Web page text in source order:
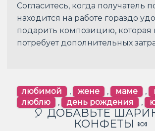
Согласитесь, когда получатель
находится на работе гораздо
подарить композицию, которая
потребует дополнительных
любимой , жене , маме ,
люблю
, день рождения ,
🎈 ДОБАВЬТЕ
КОНФЕТЫ 🍬